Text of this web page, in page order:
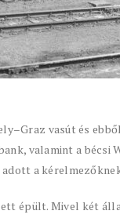
vasút és
valamint a bécsi
adott a
épült. Mivel két